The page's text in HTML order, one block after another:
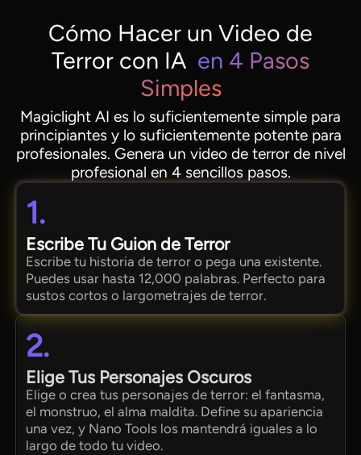
Cómo Hacer un Video de
Terror con IA en 4 Pasos
Simples
Magiclight AI es lo suficientemente simple para
principiantes y lo suficientemente potente para
profesionales. Genera un video de terror de nivel
profesional en 4 sencillos pasos.
1.
Escribe Tu Guion de Terror
Escribe tu historia de terror o pega una existente.
Puedes usar hasta 12,000 palabras. Perfecto para
sustos cortos o largometrajes de terror.
2.
Elige Tus Personajes Oscuros
Elige o crea tus personajes de terror: el fantasma,
el monstruo, el alma maldita. Define su apariencia
una vez, y Nano Tools los mantendrá iguales a lo
largo de todo tu video.